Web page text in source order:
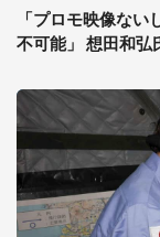
「プロモ映像な
不可能」 想田和弘